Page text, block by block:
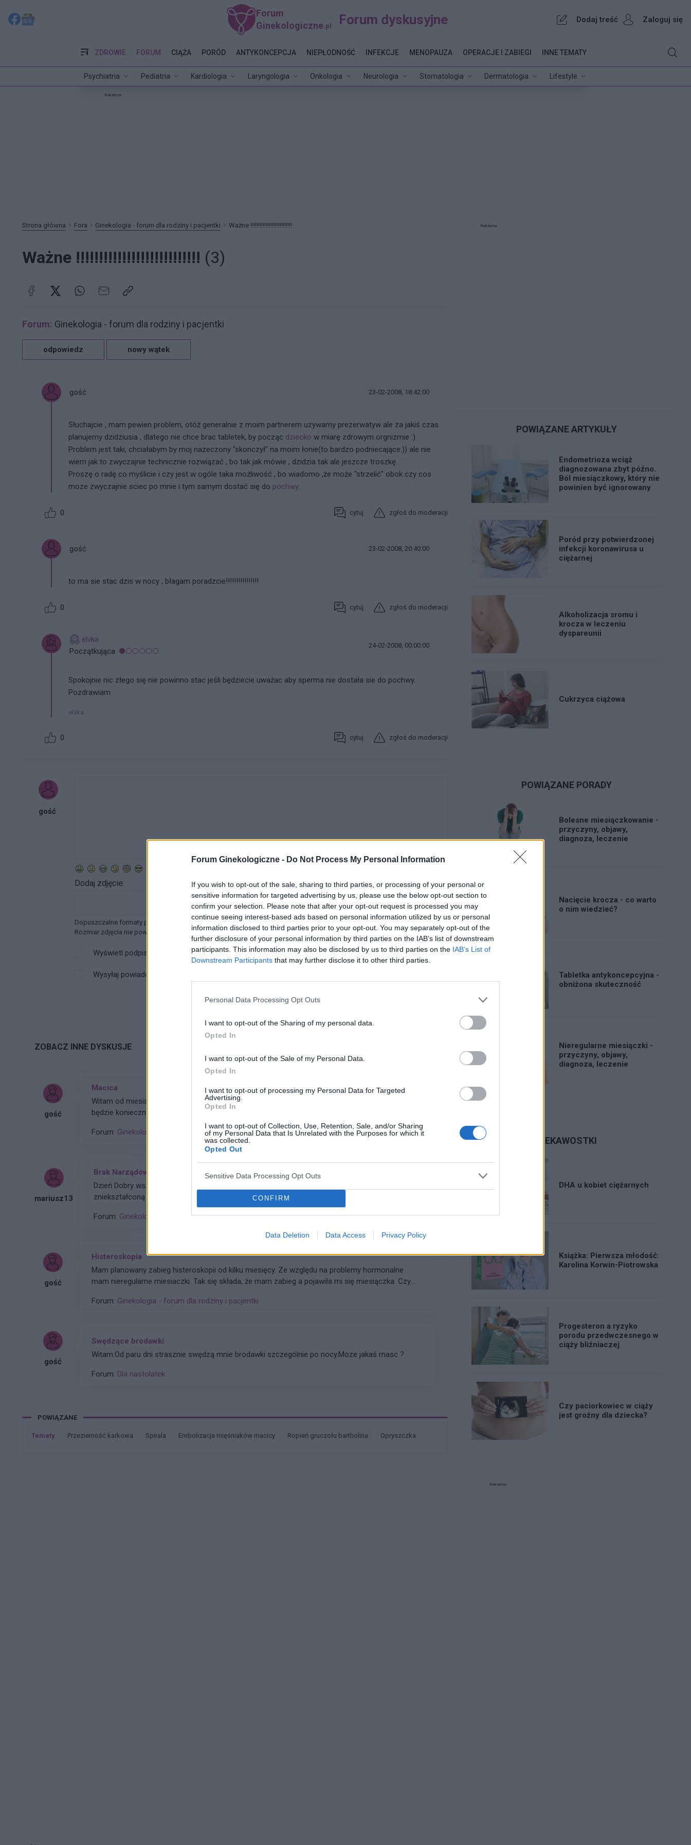
Forum Ginekologiczne - Do Not Process My Personal Information
If you wish to opt-out of the sale, sharing to third parties, or processing of your personal or
sensitive information for targeted advertising by us, please use the below opt-out section to
confirm your selection. Please note that after your opt-out request is processed you may
continue seeing interest-based ads based on personal information utilized by us or personal
information disclosed to third parties prior to your opt-out. You may separately opt-out of the
further disclosure of your personal information by third parties on the IAB’s list of downstream
participants. This information may also be disclosed by us to third parties on the IAB’s List of
Downstream Participants that may further disclose it to other third parties.
Personal Data Processing Opt Outs
I want to opt-out of the Sharing of my personal data.
Opted In
I want to opt-out of the Sale of my Personal Data.
Opted In
I want to opt-out of processing my Personal Data for Targeted
Advertising.
Opted In
I want to opt-out of Collection, Use, Retention, Sale, and/or Sharing
of my Personal Data that Is Unrelated with the Purposes for which it
was collected.
Opted Out
Sensitive Data Processing Opt Outs
CONFIRM
Data Deletion Data Access Privacy Policy
Forum
Ginekologiczne .pl Forum dyskusyjne Dodaj treść Zaloguj się
ZDROWIE
Psychiatria Pediatria Kardiologia Laryngologia Onkologia Neurologia Stomatologia Dermatologia Lifestyle
FORUM CIĄŻA PORÓD ANTYKONCEPCJA NIEPŁODNOŚĆ INFEKCJE MENOPAUZA OPERACJE I ZABIEGI INNE TEMATY
Reklama:
Strona główna Fora Ginekologia - forum dla rodziny i pacjentki Ważne !!!!!!!!!!!!!!!!!!!!!!!!!!!
Ważne !!!!!!!!!!!!!!!!!!!!!!!!!!! (3)
Forum: Ginekologia - forum dla rodziny i pacjentki
odpowiedz nowy wątek
gość 23-02-2008, 18:42:00
Słuchajcie , mam pewien problem, otóż generalnie z moim partnerem uzywamy prezerwatyw ale za jakiś czas
planujemy dzidziusia , dlatego nie chce brac tabletek, by począc dziecko w miarę zdrowym orgnizmie :)
Problem jest taki, chciałabym by moj nazeczony "skonczył" na moim łonie(to bardzo podniecające:)) ale nie
wiem jak to zwyczajnie technicznie rozwiązać , bo tak jak mówie , dzidzia tak ale jeszcze troszkę.
Proszę o radę co myślicie i czy jest w ogóle taka możliwość , bo wiadomo ,że może "strzelić" obok czy cos
moze zwyczajnie sciec po mnie i tym samym dostać się do pochwy.
0 cytuj zgłoś do moderacji
gość 23-02-2008, 20:40:00
to ma sie stac dzis w nocy , błagam poradzcie!!!!!!!!!!!!!!!!
0 cytuj zgłoś do moderacji
elvka
Początkująca
24-02-2008, 00:00:00
Spokojnie nic złego się nie powinno stac jeśli będziecie uważac aby sperma nie dostała sie do pochwy.
Pozdrawiam
elvka
0 cytuj zgłoś do moderacji
gość
Dodaj zdjęcie:
WYBIERZ PLIK
Dopuszczalne formaty pliku graficznego: jpg, jpeg , png.
Rozmiar zdjęcia nie powinien przekraczać 0.6MB.
Wyświetl podpis
Wysyłaj powiadomienia o odpowiedzi
ZOBACZ INNE DYSKUSJE
gość
Macica
Witam od miesiąca wystaje mi coś z pochwy myślę że to macica nie mogę utrzymać moczu czy
będzie konieczny zabieg
Forum: Ginekologia - forum dla rodziny i pacjentki
mariusz13
Brak Narządów Płciowych u Dziecka
Dzień Dobry wszystkim szukam pomocy u córki (18lat) wykryto brak narządów płciowych i
zniekształconą pochwe czy ma ktoś do jakiegoś plastyka namiary godnego polecenia nie za
Forum: Ginekologia - forum dla rodziny i pacjentki
gość
Histeroskopia
Mam planowany zabieg histeroskopii od kilku miesięcy. Ze względu na problemy hormonalne
mam nieregularne miesiaczki. Tak się składa, że mam zabieg a pojawiła mi się miesiączka. Czy
Forum: Ginekologia - forum dla rodziny i pacjentki
gość
Swędzące brodawki
Witam.Od paru dni strasznie swędzą mnie brodawki szczególnie po nocy.Moze jakaś masc ?
Forum: Dla nastolatek
POWIĄZANE
Tematy przezierność karkowa spirala embolizacja mięśniaków macicy ropień gruczołu bartholina opryszczka
Reklama:
POWIĄZANE ARTYKUŁY
Endometrioza wciąż
diagnozowana zbyt późno.
Ból miesiączkowy, który nie
powinien być ignorowany
Poród przy potwierdzonej
infekcji koronawirusa u
ciężarnej
Alkoholizacja sromu i
krocza w leczeniu
dyspareunii
Cukrzyca ciążowa
POWIĄZANE PORADY
Bolesne miesiączkowanie -
przyczyny, objawy,
diagnoza, leczenie
Nacięcie krocza - co warto
o nim wiedzieć?
Tabletka antykoncepcyjna -
obniżona skuteczność
Nieregularne miesiączki -
przyczyny, objawy,
diagnoza, leczenie
CIEKAWOSTKI
DHA u kobiet ciężarnych
Książka: Pierwsza młodość:
Karolina Korwin-Piotrowska
Progesteron a ryzyko
porodu przedwczesnego w
ciąży bliźniaczej
Czy paciorkowiec w ciąży
jest groźny dla dziecka?
Reklama: